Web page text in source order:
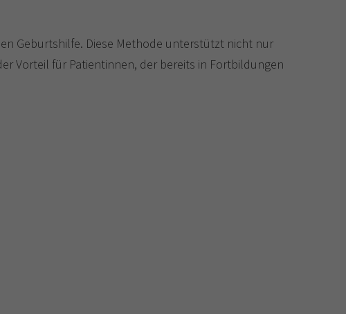
Geburtshilfe. Diese Methode unterstützt nicht nur
Vorteil für Patientinnen, der bereits in Fortbildungen